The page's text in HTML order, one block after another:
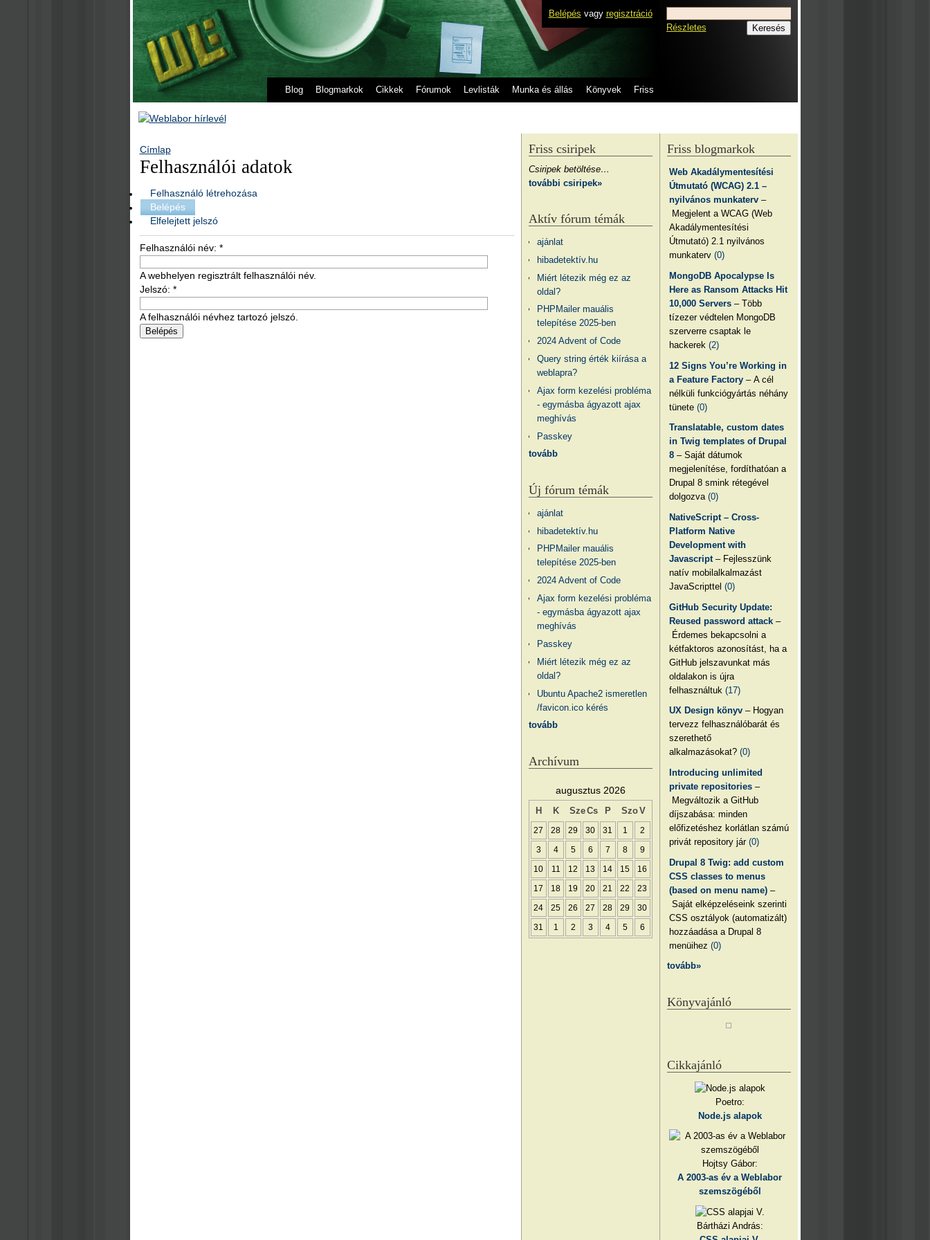
Belépés vagy regisztráció
Blog Blogmarkok Cikkek Fórumok Levlisták Munka és állás Könyvek Friss
Részletes
Címlap
Felhasználói adatok
Felhasználó létrehozása
Belépés
Elfelejtett jelszó
Felhasználói név: *
A webhelyen regisztrált felhasználói név.
Jelszó: *
A felhasználói névhez tartozó jelszó.
Friss blogmarkok
Web Akadálymentesítési
Útmutató (WCAG) 2.1 –
nyilvános munkaterv –
Megjelent a WCAG (Web
Akadálymentesítési
Útmutató) 2.1 nyilvános
munkaterv(0)
MongoDB Apocalypse Is
Here as Ransom Attacks Hit
10,000 Servers – Több
tízezer védtelen MongoDB
szerverre csaptak le
hackerek(2)
12 Signs You’re Working in
a Feature Factory – A cél
nélküli funkciógyártás néhány
tünete(0)
Translatable, custom dates
in Twig templates of Drupal
8 – Saját dátumok
megjelenítése, fordíthatóan a
Drupal 8 smink rétegével
dolgozva(0)
NativeScript – Cross-
Platform Native
Development with
Javascript – Fejlesszünk
natív mobilalkalmazást
JavaScripttel(0)
GitHub Security Update:
Reused password attack –
Érdemes bekapcsolni a
kétfaktoros azonosítást, ha a
GitHub jelszavunkat más
oldalakon is újra
felhasználtuk(17)
UX Design könyv – Hogyan
tervezz felhasználóbarát és
szerethető
alkalmazásokat?(0)
Introducing unlimited
private repositories –
Megváltozik a GitHub
díjszabása: minden
előfizetéshez korlátlan számú
privát repository jár(0)
Drupal 8 Twig: add custom
CSS classes to menus
(based on menu name) –
Saját elképzeléseink szerinti
CSS osztályok (automatizált)
hozzáadása a Drupal 8
menüihez(0)
tovább»
Könyvajánló
Cikkajánló
Poetro:
Node.js alapok
Hojtsy Gábor:
A 2003-as év a Weblabor
szemszögéből
Bártházi András:
Friss csiripek
Csiripek betöltése…
további csiripek»
Aktív fórum témák
ajánlat
hibadetektív.hu
Miért létezik még ez az
oldal?
PHPMailer mauális
telepítése 2025-ben
2024 Advent of Code
Query string érték kiírása a
weblapra?
Ajax form kezelési probléma
- egymásba ágyazott ajax
meghívás
Passkey
tovább
Új fórum témák
ajánlat
hibadetektív.hu
PHPMailer mauális
telepítése 2025-ben
2024 Advent of Code
Ajax form kezelési probléma
- egymásba ágyazott ajax
meghívás
Passkey
Miért létezik még ez az
oldal?
Ubuntu Apache2 ismeretlen
/favicon.ico kérés
tovább
Archívum
augusztus 2026
H K SzeCs P SzoV
27 28 29 30 31 1 2
3 4 5 6 7 8 9
10 11 12 13 14 15 16
17 18 19 20 21 22 23
24 25 26 27 28 29 30
31 1 2 3 4 5 6